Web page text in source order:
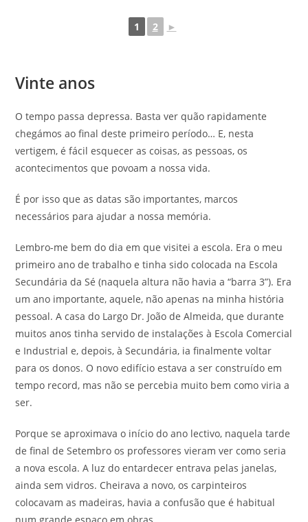
1 2 ►
Vinte anos
O tempo passa depressa. Basta ver quão rapidamente
chegámos ao final deste primeiro período… E, nesta
vertigem, é fácil esquecer as coisas, as pessoas, os
acontecimentos que povoam a nossa vida.
É por isso que as datas são importantes, marcos
necessários para ajudar a nossa memória.
Lembro-me bem do dia em que visitei a escola. Era o meu
primeiro ano de trabalho e tinha sido colocada na Escola
Secundária da Sé (naquela altura não havia a “barra 3”). Era
um ano importante, aquele, não apenas na minha história
pessoal. A casa do Largo Dr. João de Almeida, que durante
muitos anos tinha servido de instalações à Escola Comercial
e Industrial e, depois, à Secundária, ia finalmente voltar
para os donos. O novo edifício estava a ser construído em
tempo record, mas não se percebia muito bem como viria a
ser.
Porque se aproximava o início do ano lectivo, naquela tarde
de final de Setembro os professores vieram ver como seria
a nova escola. A luz do entardecer entrava pelas janelas,
ainda sem vidros. Cheirava a novo, os carpinteiros
colocavam as madeiras, havia a confusão que é habitual